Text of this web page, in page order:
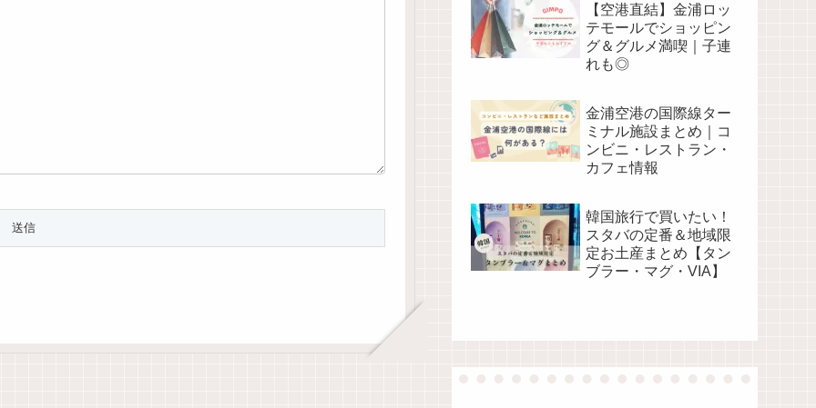
【空港直結】金浦ロッ
テモールでショッピン
グ＆グルメ満喫｜子連
れも◎
金浦空港の国際線ター
ミナル施設まとめ｜コ
ンビニ・レストラン・
カフェ情報
韓国旅行で買いたい！
スタバの定番＆地域限
定お土産まとめ【タン
ブラー・マグ・VIA】